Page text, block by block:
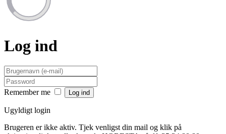
Log ind
Remember me
Ugyldigt login
Brugeren er ikke aktiv. Tjek venligst din mail og klik på